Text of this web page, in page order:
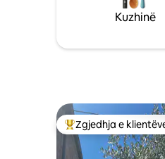
Kuzhinë
Më të mirat e
Zgjedhja e